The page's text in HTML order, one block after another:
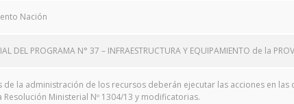
Nación
DEL PROGRAMA N° 37 – INFRAESTRUCTURA Y EQUIPAMIENTO de la
de la administración de los recursos deberán ejecutar las acciones en
Ministerial Nº 1304/13 y modificatorias.